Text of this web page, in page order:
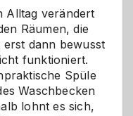
Alltag verändert
Räumen, die
dann bewusst
funktioniert.
Spüle
Waschbecken
lohnt es sich,